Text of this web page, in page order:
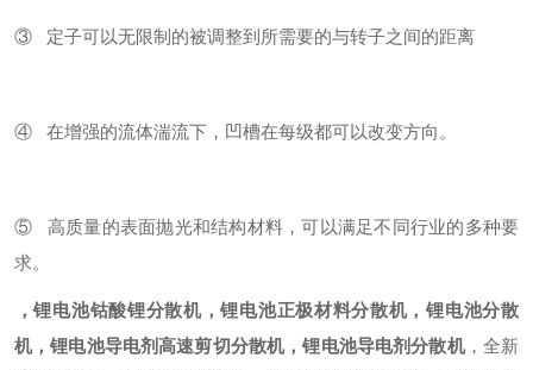
③ 定子可以无限制的被调整到所需要的与转子之间的距离
④ 在增强的流体湍流下，凹槽在每级都可以改变方向。
⑤ 高质量的表面抛光和结构材料，可以满足不同行业的多种要
求。
，锂电池钴酸锂分散机，锂电池正极材料分散机，锂电池分散
机，锂电池导电剂高速剪切分散机，锂电池导电剂分散机，全新